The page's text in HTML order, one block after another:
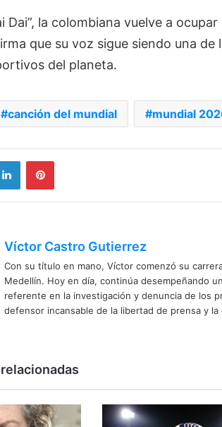
Dai”, la colombiana vuelve a
que su voz sigue siendo una de
del planeta.
canción del mundial mundial
LinkedInPinterest
Víctor Castro Gutierrez
Con su título en mano, Víctor comenzó su
Medellín. Hoy en día, continúa desempeñando
referente en la investigación y denuncia de los
defensor incansable de la libertad de prensa y